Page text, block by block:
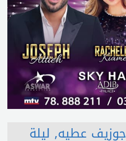
جوزيف عطيه, ليلة